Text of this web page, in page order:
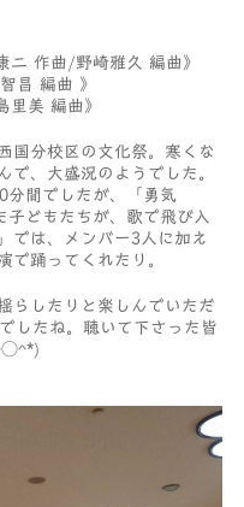
作曲/野崎雅久 編曲》
昌 編曲 》
美 編曲》
国分校区の文化祭。寒くな
で、大盛況のようでした。
分間でしたが、「勇気
子どもたちが、歌で飛び入
では、メンバー3人に加え
で踊ってくれたり。
らしたりと楽しんでいただ
したね。聴いて下さった皆